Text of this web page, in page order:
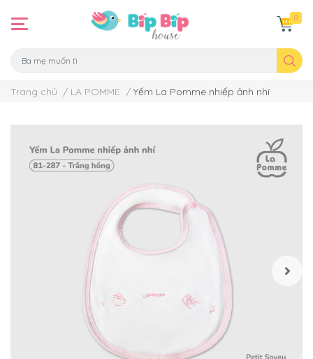
0
Trang chủ / LA POMME / Yếm La Pomme nhiếp ảnh nhí